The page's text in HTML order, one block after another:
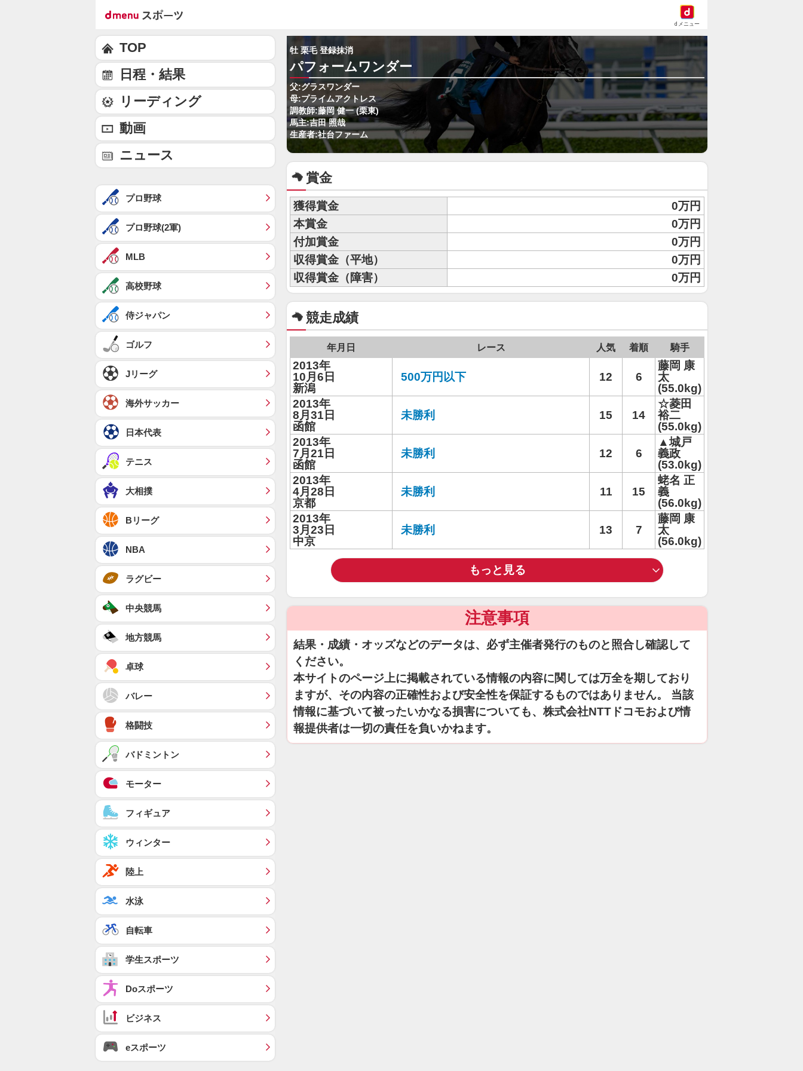
dメニュー
牡 栗毛 登録抹消
パフォームワンダー
父:グラスワンダー
母:プライムアクトレス
調教師:藤岡 健一 (栗東)
馬主:吉田 照哉
生産者:社台ファーム
賞金
獲得賞金
0万円
本賞金
0万円
付加賞金
0万円
収得賞金（平地）
0万円
収得賞金（障害）
0万円
競走成績
年月日 レース 人気 着順 騎手
2013年
10月6日
新潟
500万円以下 12 6
藤岡 康
太
(55.0kg)
2013年
8月31日
函館
未勝利 15 14
☆菱田
裕二
(55.0kg)
2013年
7月21日
函館
未勝利 12 6
▲城戸
義政
(53.0kg)
2013年
4月28日
京都
未勝利 11 15
蛯名 正
義
(56.0kg)
2013年
3月23日
中京
未勝利 13 7
藤岡 康
太
(56.0kg)
もっと見る
注意事項
結果・成績・オッズなどのデータは、必ず主催者発行のものと照合し確認して
ください。
本サイトのページ上に掲載されている情報の内容に関しては万全を期しており
ますが、その内容の正確性および安全性を保証するものではありません。 当該
情報に基づいて被ったいかなる損害についても、株式会社NTTドコモおよび情
報提供者は一切の責任を負いかねます。
TOP
日程・結果
リーディング
動画
ニュース
プロ野球
プロ野球(2軍)
MLB
高校野球
侍ジャパン
ゴルフ
Jリーグ
海外サッカー
日本代表
テニス
大相撲
Bリーグ
NBA
ラグビー
中央競馬
地方競馬
卓球
バレー
格闘技
バドミントン
モーター
フィギュア
ウィンター
陸上
水泳
自転車
学生スポーツ
Doスポーツ
ビジネス
eスポーツ